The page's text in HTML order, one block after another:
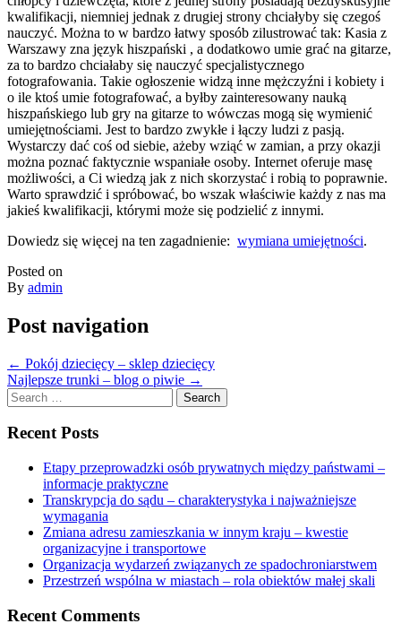
kwalifikacji, niemniej jednak z drugiej strony chciałyby się czegoś
nauczyć. Można to w bardzo łatwy sposób zilustrować tak: Kasia z
Warszawy zna język hiszpański , a dodatkowo umie grać na gitarze,
za to bardzo chciałaby się nauczyć specjalistycznego
fotografowania. Takie ogłoszenie widzą inne mężczyźni i kobiety i
o ile ktoś umie fotografować, a byłby zainteresowany nauką
hiszpańskiego lub gry na gitarze to wówczas mogą się wymienić
umiejętnościami. Jest to bardzo zwykłe i łączy ludzi z pasją.
Wystarczy dać coś od siebie, ażeby wziąć w zamian, a przy okazji
można poznać faktycznie wspaniałe osoby. Internet oferuje masę
możliwości, a Ci wiedzą jak z nich skorzystać i robią to poprawnie.
Warto sprawdzić i spróbować, bo wszak właściwie każdy z nas ma
jakieś kwalifikacji, którymi może się podzielić z innymi.
Dowiedz się więcej na ten zagadnienie: wymiana umiejętności.
Posted on
By admin
Post navigation
← Pokój dziecięcy – sklep dziecięcy
Najlepsze trunki – blog o piwie →
Search
for:
Recent Posts
Etapy przeprowadzki osób prywatnych między państwami –
informacje praktyczne
Transkrypcja do sądu – charakterystyka i najważniejsze
wymagania
Zmiana adresu zamieszkania w innym kraju – kwestie
organizacyjne i transportowe
Organizacja wydarzeń związanych ze spadochroniarstwem
Przestrzeń wspólna w miastach – rola obiektów małej skali
Recent Comments